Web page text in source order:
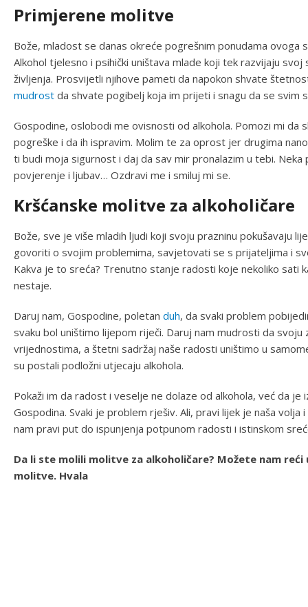
Primjerene molitve
Bože, mladost se danas okreće pogrešnim ponudama ovoga
Alkohol tjelesno i psihički uništava mlade koji tek razvijaju
življenja. Prosvijetli njihove pameti da napokon shvate
mudrost da shvate pogibelj koja im prijeti i snagu da se svim
Gospodine, oslobodi me ovisnosti od alkohola. Pomozi mi da
pogreške i da ih ispravim. Molim te za oprost jer drugima
ti budi moja sigurnost i daj da sav mir pronalazim u tebi.
povjerenje i ljubav… Ozdravi me i smiluj mi se.
Kršćanske molitve za alkoholičare
Bože, sve je više mladih ljudi koji svoju prazninu pokušavaju
govoriti o svojim problemima, savjetovati se s prijateljima i
Kakva je to sreća? Trenutno stanje radosti koje nekoliko sati
nestaje.
Daruj nam, Gospodine, poletan duh, da svaki problem
svaku bol uništimo lijepom riječi. Daruj nam mudrosti da
vrijednostima, a štetni sadržaj naše radosti uništimo u
su postali podložni utjecaju alkohola.
Pokaži im da radost i veselje ne dolaze od alkohola, već da
Gospodina. Svaki je problem rješiv. Ali, pravi lijek je naša
nam pravi put do ispunjenja potpunom radosti i istinskom
Da li ste molili molitve za alkoholičare? Možete nam
molitve. Hvala